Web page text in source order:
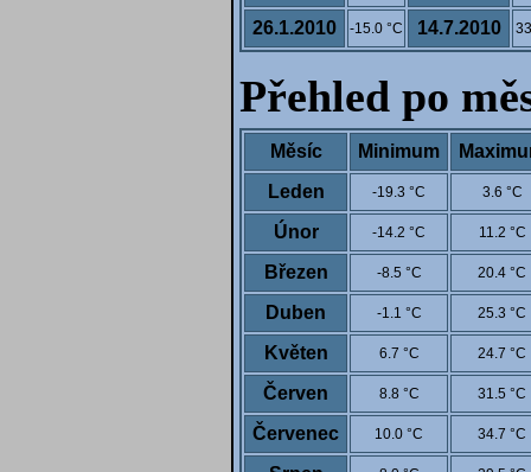
26.1.2010 -15.0 °C 14.7.2010
Přehled po
Měsíc Minimum
Leden
-19.3 °C 3.6 °C
Únor -14.2 °C 11.2 °C
Březen -8.5 °C 20.4 °C
Duben -1.1 °C 25.3 °C
Květen 6.7 °C 24.7 °C
Červen 8.8 °C 31.5 °C
Červenec 10.0 °C 34.7 °C